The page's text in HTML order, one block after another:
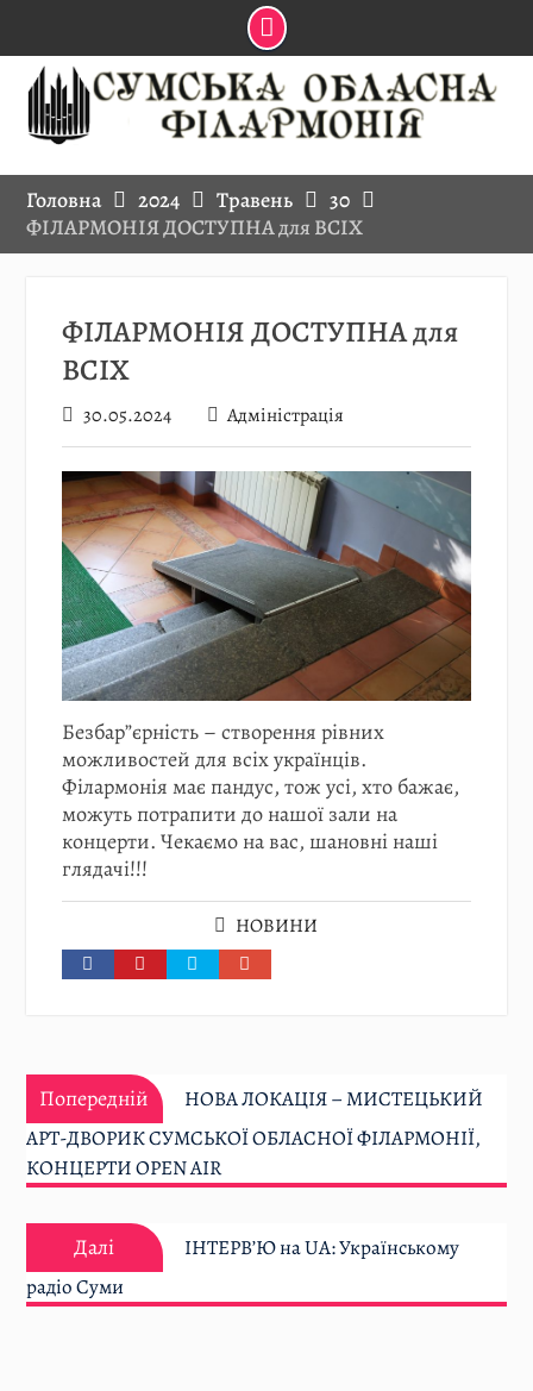
Skip
content
Головна 2024 Травень
30
ФІЛАРМОНІЯ ДОСТУПНА для ВСІХ
ФІЛАРМОНІЯ ДОСТУПНА для
ВСІХ
30.05.2024 Адміністрація
Безбар”єрність – створення рівних
можливостей для всіх українців.
Філармонія має пандус, тож усі, хто бажає,
можуть потрапити до нашої зали на
концерти. Чекаємо на вас, шановні наші
глядачі!!!
НОВИНИ
Навігація
записів
Попередній Попередній:
НОВА ЛОКАЦІЯ – МИСТЕЦЬКИЙ
АРТ-ДВОРИК СУМСЬКОЇ ОБЛАСНОЇ ФІЛАРМОНІЇ,
КОНЦЕРТИ OPEN AIR
Далі Далі:
ІНТЕРВ’Ю на UA: Українському
радіо Суми